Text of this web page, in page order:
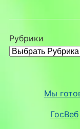
Рубрики
Мы
ГосВеб